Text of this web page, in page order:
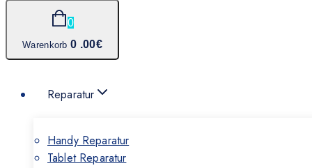
0
Warenkorb 0 .00€
Reparatur
Handy Reparatur
Tablet Reparatur